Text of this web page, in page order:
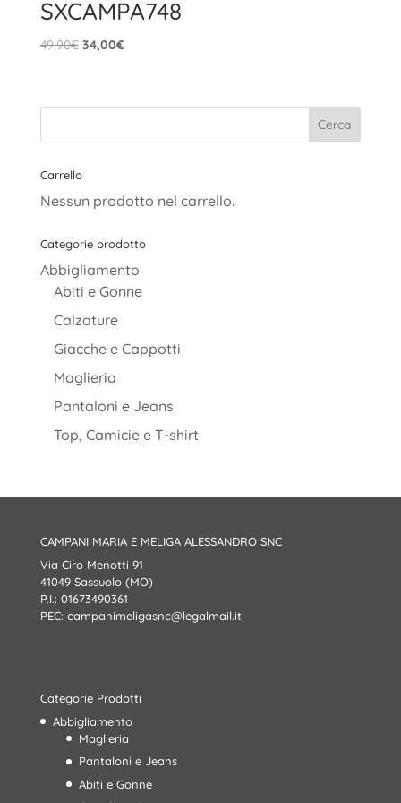
SXCAMPA748
49,90€ Il
era:
34,00€Il
è:
Carrello
Nessun prodotto nel carrello.
Categorie prodotto
Abbigliamento
Abiti e Gonne
Calzature
Giacche e Cappotti
Maglieria
Pantaloni e Jeans
Top, Camicie e T-shirt
CAMPANI MARIA E MELIGA ALESSANDRO SNC
Via Ciro Menotti 91
41049 Sassuolo (MO)
P.I.: 01673490361
PEC: campanimeligasnc@legalmail.it
Categorie Prodotti
Abbigliamento
Maglieria
Pantaloni e Jeans
Abiti e Gonne